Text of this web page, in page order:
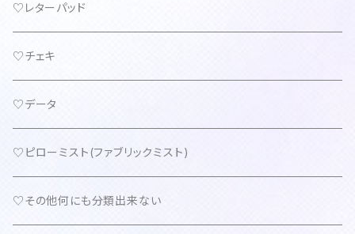
♡レターパッド
♡チェキ
♡データ
♡ピローミスト(ファブリックミスト)
♡その他何にも分類出来ない